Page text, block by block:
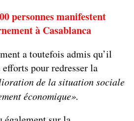
personnes manifestent
à Casablanca
a toutefois admis qu’il
pour redresser la
de la situation sociale
économique».